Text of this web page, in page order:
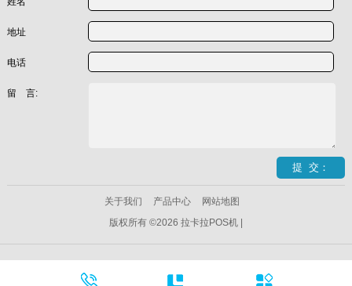
地址
电话
留 言:
关于我们 产品中心
网站地图
版权所有 ©2026 拉卡拉POS机 |